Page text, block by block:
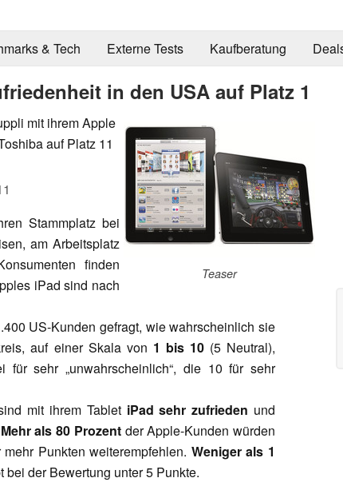
& Tech Externe Tests Kaufberatung
in den USA auf Platz 1
Teaser
mit ihrem Apple
auf Platz 11
Stammplatz bei
am Arbeitsplatz
finden
iPad sind nach
US-Kunden gefragt, wie wahrscheinlich sie
auf einer Skala von 1 bis 10(5 Neutral),
für sehr „unwahrscheinlich“, die 10 für sehr
mit ihrem Tablet iPad sehr zufrieden und
Mehr als 80 Prozentder Apple-Kunden würden
Punkten weiterempfehlen. Weniger als 1
der Bewertung unter 5 Punkte.